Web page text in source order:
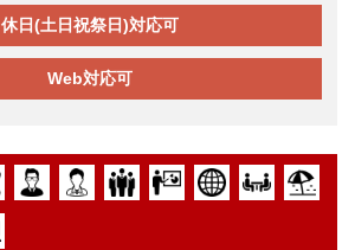
休日(土日祝祭日)対応可
Web対応可